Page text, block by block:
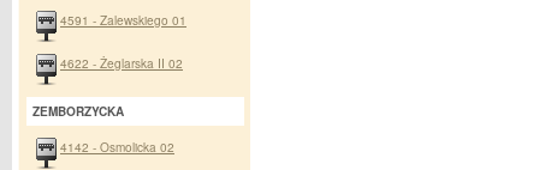
4591 - Zalewskiego 01
4622 - Żeglarska II 02
ZEMBORZYCKA
4142 - Osmolicka 02